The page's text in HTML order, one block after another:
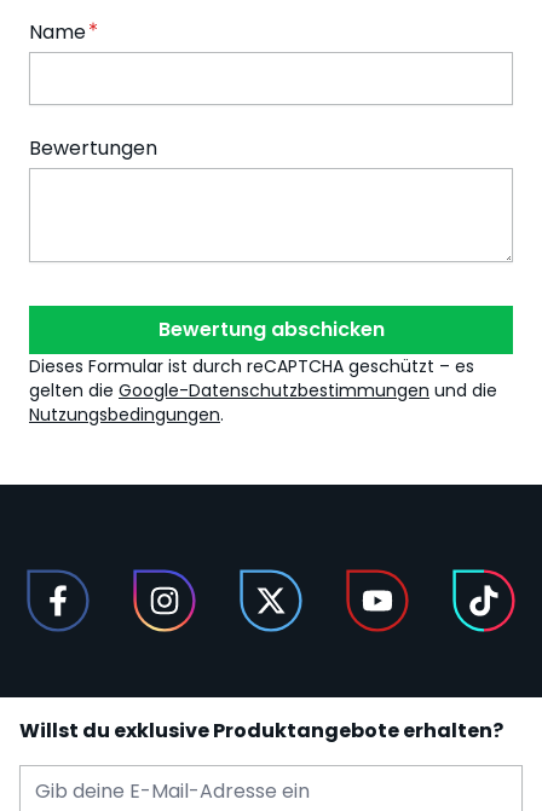
Name
Bewertungen
Bewertung abschicken
Dieses Formular ist durch reCAPTCHA geschützt – es
gelten die Google-Datenschutzbestimmungen und die
Nutzungsbedingungen.
Willst du exklusive Produktangebote erhalten?